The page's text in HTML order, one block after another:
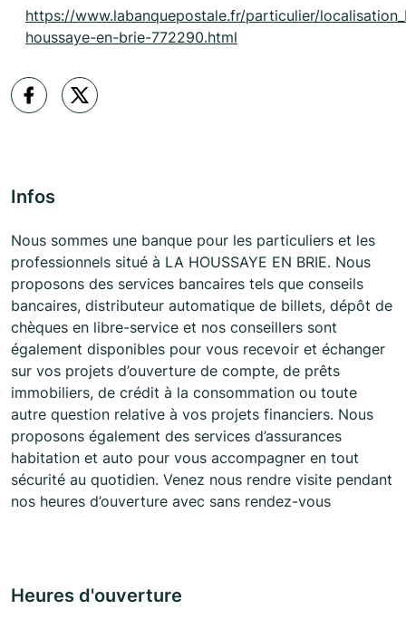
https://www.labanquepostale.fr/particulier/
houssaye-en-brie-772290.html
Infos
Nous sommes une banque pour les particuliers et les
professionnels situé à LA HOUSSAYE EN BRIE. Nous
proposons des services bancaires tels que conseils
bancaires, distributeur automatique de billets, dépôt de
chèques en libre-service et nos conseillers sont
également disponibles pour vous recevoir et échanger
sur vos projets d’ouverture de compte, de prêts
immobiliers, de crédit à la consommation ou toute
autre question relative à vos projets financiers. Nous
proposons également des services d’assurances
habitation et auto pour vous accompagner en tout
sécurité au quotidien. Venez nous rendre visite pendant
nos heures d’ouverture avec sans rendez-vous
Heures d'ouverture